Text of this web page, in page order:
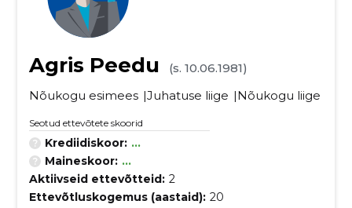
Agris Peedu
(s. 10.06.1981)
Nõukogu esimees Juhatuse liige Nõukogu liige
Seotud ettevõtete skoorid
Krediidiskoor: ...
Maineskoor: ...
Aktiivseid ettevõtteid: 2
Ettevõtluskogemus (aastaid): 20